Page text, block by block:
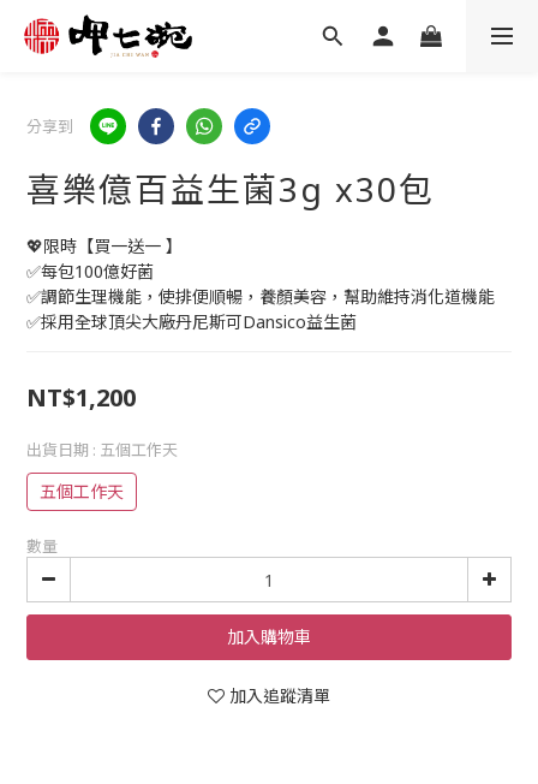
分享到
喜樂億百益生菌3g x30包
💖限時【買一送一 】
✅每包100億好菌
✅調節生理機能，使排便順暢，養顏美容，幫助維持消化道機能
✅採用全球頂尖大廠丹尼斯可Dansico益生菌
NT$1,200
出貨日期 : 五個工作天
五個工作天
數量
加入購物車
加入追蹤清單